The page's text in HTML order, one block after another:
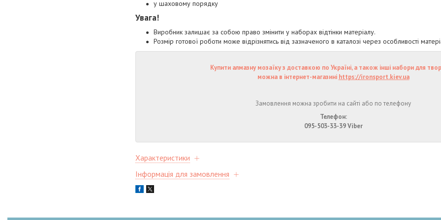
у шаховому порядку
Увага!
Виробник залишає за собою право змінити у наборах відтінки матеріалу.
Розмір готової роботи може відрізнятись від зазначеного в каталозі через особливості
Купити алмазну мозаїку з доставкою по Україні, а також інші набори для
можна в інтернет-магазині https://ironsport.kiev.ua
Замовлення можна зробити на сайті або по телефону
Телефон:
095-503-33-39 Viber
Характеристики
Інформація для замовлення